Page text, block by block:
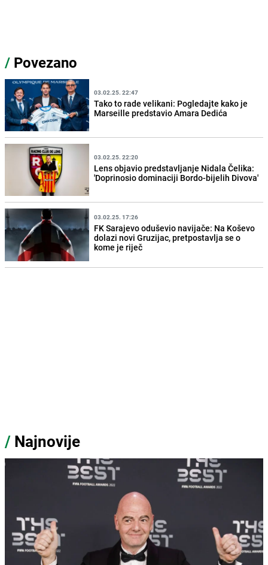
/ Povezano
03.02.25. 22:47
Tako to rade velikani: Pogledajte kako je
Marseille predstavio Amara Dedića
03.02.25. 22:20
Lens objavio predstavljanje Nidala Čelika:
'Doprinosio dominaciji Bordo-bijelih Divova'
03.02.25. 17:26
FK Sarajevo oduševio navijače: Na Koševo
dolazi novi Gruzijac, pretpostavlja se o
kome je riječ
/ Najnovije